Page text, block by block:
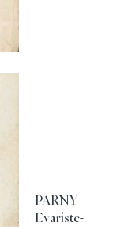
PARNY
Evariste-